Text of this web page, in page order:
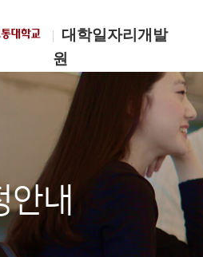
대학일자리개발
원
통대학교
일자리개발원
안내